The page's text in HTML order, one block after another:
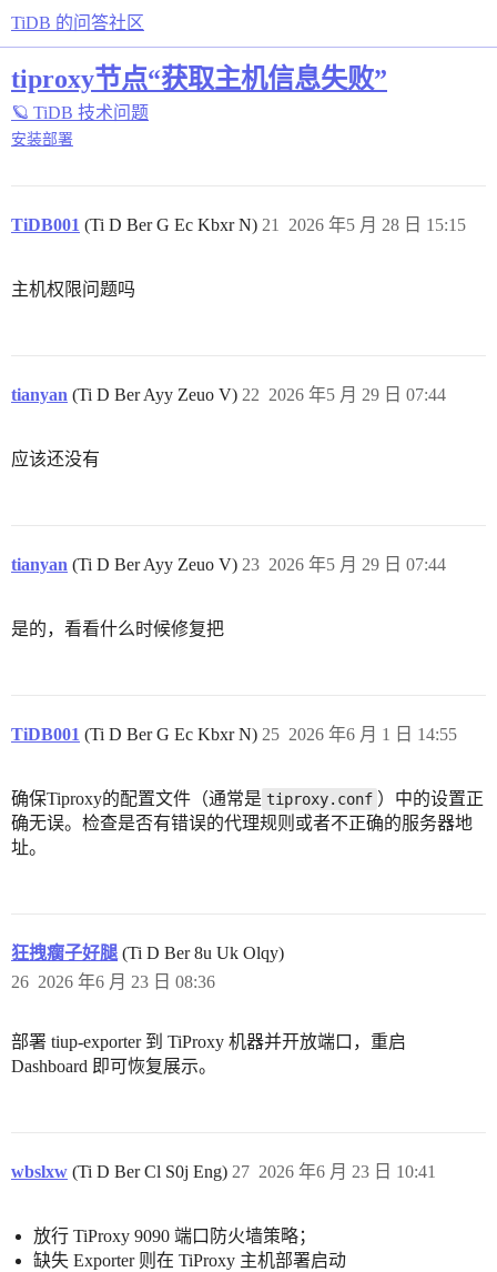
TiDB 的问答社区
tiproxy节点“获取主机信息失败”
🪐 TiDB 技术问题
安装部署
TiDB001 (Ti D Ber G Ec Kbxr N) 2026 年5 月 28 日 15:15
21
主机权限问题吗
tianyan (Ti D Ber Ayy Zeuo V) 2026 年5 月 29 日 07:44
22
应该还没有
tianyan (Ti D Ber Ayy Zeuo V) 2026 年5 月 29 日 07:44
23
是的，看看什么时候修复把
TiDB001 (Ti D Ber G Ec Kbxr N) 2026 年6 月 1 日 14:55
25
确保Tiproxy的配置文件（通常是 tiproxy.conf ）中的设置正
确无误。检查是否有错误的代理规则或者不正确的服务器地
址。
狂拽瘸子好腿 (Ti D Ber 8u Uk Olqy)
2026 年6 月 23 日 08:36
26
部署 tiup-exporter 到 TiProxy 机器并开放端口，重启
Dashboard 即可恢复展示。
wbslxw (Ti D Ber Cl S0j Eng) 2026 年6 月 23 日 10:41
27
放行 TiProxy 9090 端口防火墙策略；
缺失 Exporter 则在 TiProxy 主机部署启动